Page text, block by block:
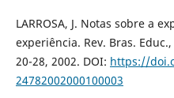
LARROSA, J. Notas sobre a
experiência. Rev. Bras.
20-28, 2002. DOI: https://
24782002000100003